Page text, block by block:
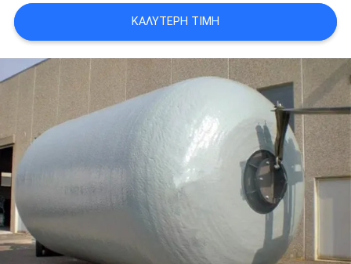
PRIVACY
POLICY
ΚΑΛΎΤΕΡΗ ΤΙΜΉ